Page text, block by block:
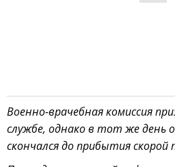
Военно-врачебная комиссия
службе, однако в тот же день
скончался до прибытия скорой